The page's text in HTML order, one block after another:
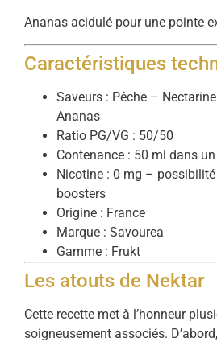
Ananas acidulé pour une pointe
Caractéristiques
Saveurs : Pêche –
Ananas
Ratio PG/VG : 50/50
Contenance : 50 ml dans
Nicotine : 0 mg – possibilité
boosters
Origine : France
Marque : Savourea
Gamme : Frukt
Les atouts de Nektar
Cette recette met à l’honneur
soigneusement associés.